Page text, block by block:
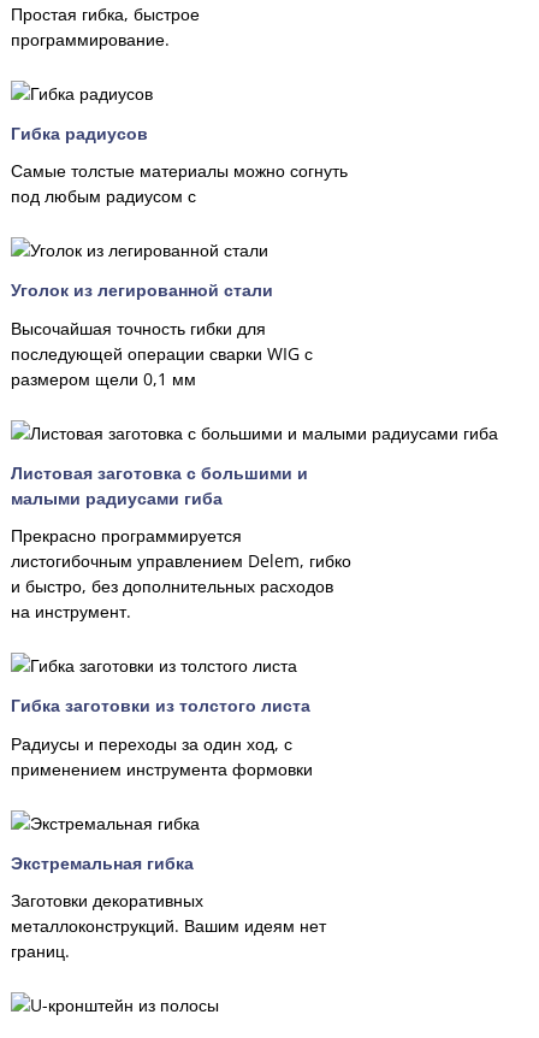
Простая гибка, быстрое
программирование.
Гибка радиусов
Самые толстые материалы можно согнуть
под любым радиусом с
Уголок из легированной стали
Высочайшая точность гибки для
последующей операции сварки WIG с
размером щели 0,1 мм
Листовая заготовка с большими и
малыми радиусами гиба
Прекрасно программируется
листогибочным управлением Delem, гибко
и быстро, без дополнительных расходов
на инструмент.
Гибка заготовки из толстого листа
Радиусы и переходы за один ход, с
применением инструмента формовки
Экстремальная гибка
Заготовки декоративных
металлоконструкций. Вашим идеям нет
границ.